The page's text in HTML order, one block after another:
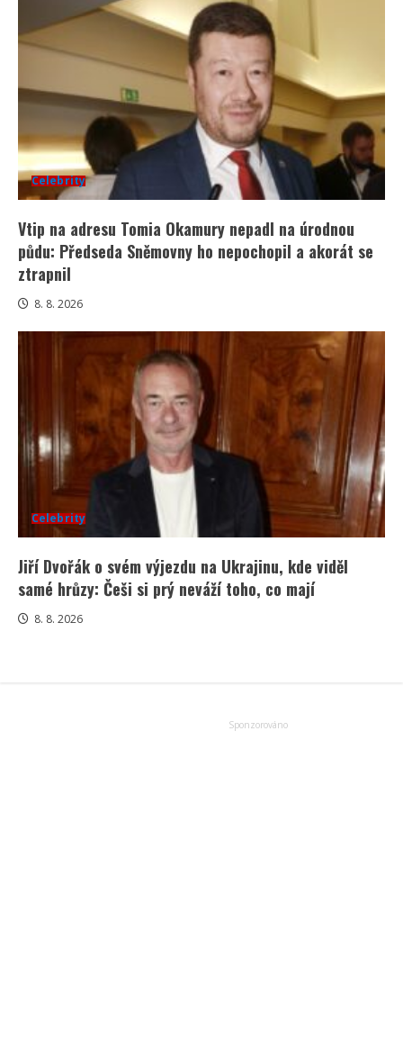
Celebrity
Vtip na adresu Tomia Okamury nepadl na úrodnou
půdu: Předseda Sněmovny ho nepochopil a akorát se
ztrapnil
8. 8. 2026
Celebrity
Jiří Dvořák o svém výjezdu na Ukrajinu, kde viděl
samé hrůzy: Češi si prý neváží toho, co mají
8. 8. 2026